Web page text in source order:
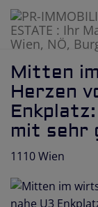
Mitten
Herzen
mit sehr
1110 Wien